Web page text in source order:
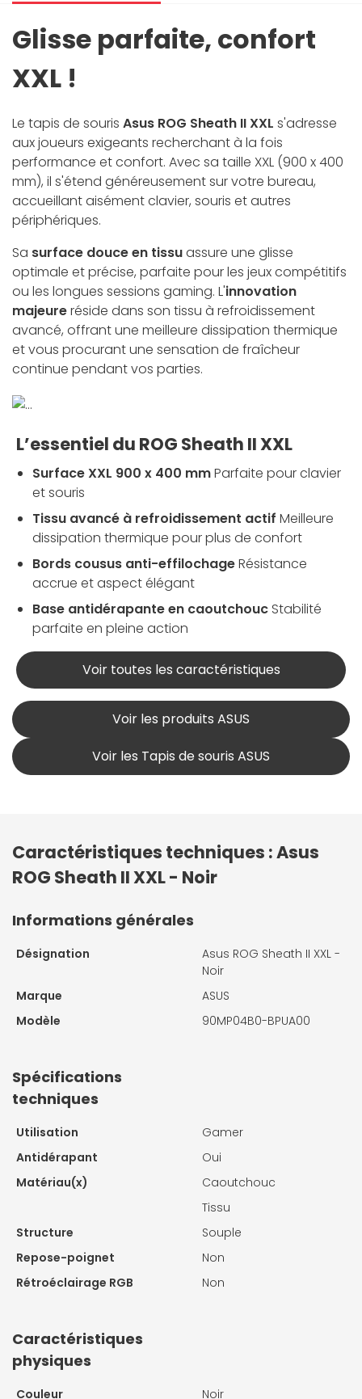
Glisse parfaite, confort
XXL !
Le tapis de souris Asus ROG Sheath II XXL s'adresse
aux joueurs exigeants recherchant à la fois
performance et confort. Avec sa taille XXL (900 x 400
mm), il s'étend généreusement sur votre bureau,
accueillant aisément clavier, souris et autres
périphériques.
Sa surface douce en tissuassure une glisse
optimale et précise, parfaite pour les jeux compétitifs
ou les longues sessions gaming. L'innovation
majeureréside dans son tissu à refroidissement
avancé, offrant une meilleure dissipation thermique
et vous procurant une sensation de fraîcheur
continue pendant vos parties.
L’essentiel du ROG Sheath II XXL
Surface XXL 900 x 400 mmParfaite pour clavier
et souris
Tissu avancé à refroidissement actif Meilleure
dissipation thermique pour plus de confort
Bords cousus anti-effilochageRésistance
accrue et aspect élégant
Base antidérapante en caoutchouc Stabilité
parfaite en pleine action
Voir toutes les caractéristiques
Voir les produits ASUS
Voir les Tapis de souris ASUS
Caractéristiques techniques : Asus
ROG Sheath II XXL - Noir
Informations générales
Désignation
Asus ROG Sheath II XXL -
Noir
Marque
ASUS
Modèle
90MP04B0-BPUA00
Spécifications
techniques
Utilisation
Gamer
Antidérapant
Oui
Matériau(x)
Caoutchouc
Tissu
Structure
Souple
Repose-poignet
Non
Rétroéclairage RGB
Non
Caractéristiques
physiques
Couleur Noir